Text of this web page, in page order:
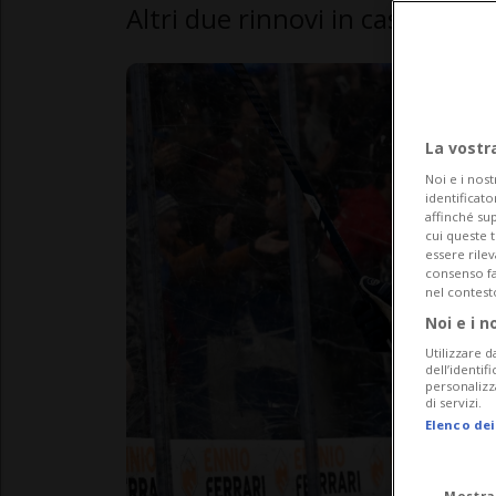
La
Noi e i
affinché
cui queste
essere
consenso
nel
Noi e i
Utilizzare
di servizi.
Elenco